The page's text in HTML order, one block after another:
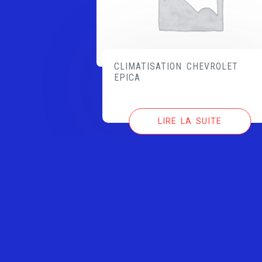
CLIMATISATION CHEVROLET
EPICA
LIRE LA SUITE